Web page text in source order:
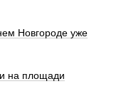
Новгороде уже
на площади